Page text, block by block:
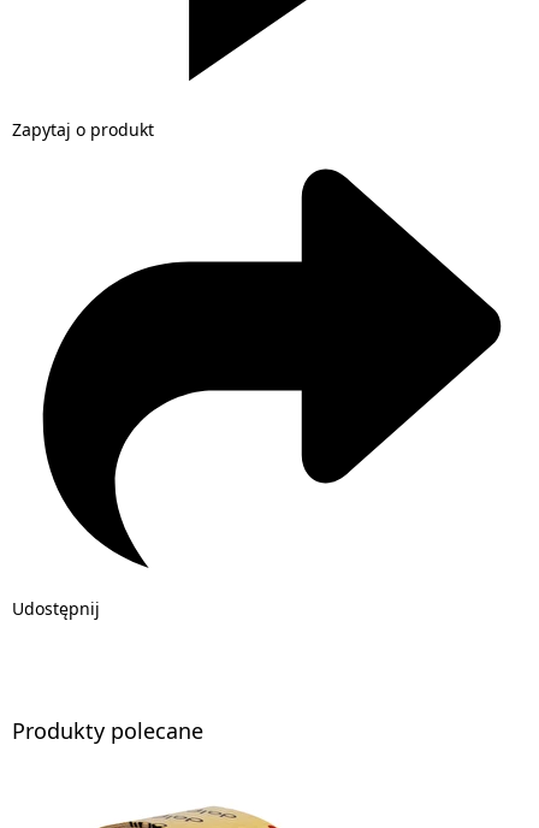
Zapytaj o produkt
Udostępnij
Produkty polecane